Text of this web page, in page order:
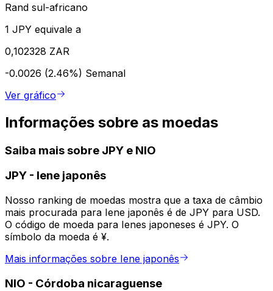
Rand sul-africano
1 JPY equivale a
0,102328 ZAR
-0.0026 (2.46%) Semanal
Ver gráfico
Informações sobre as moedas
Saiba mais sobre JPY e NIO
JPY - Iene japonês
Nosso ranking de moedas mostra que a taxa de câmbio
mais procurada para Iene japonês é de JPY para USD.
O código de moeda para Ienes japoneses é JPY. O
símbolo da moeda é ¥.
Mais informações sobre Iene japonês
NIO - Córdoba nicaraguense